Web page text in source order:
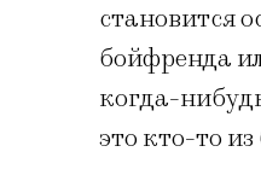
становится
бойфренда
когда-
это кто-то